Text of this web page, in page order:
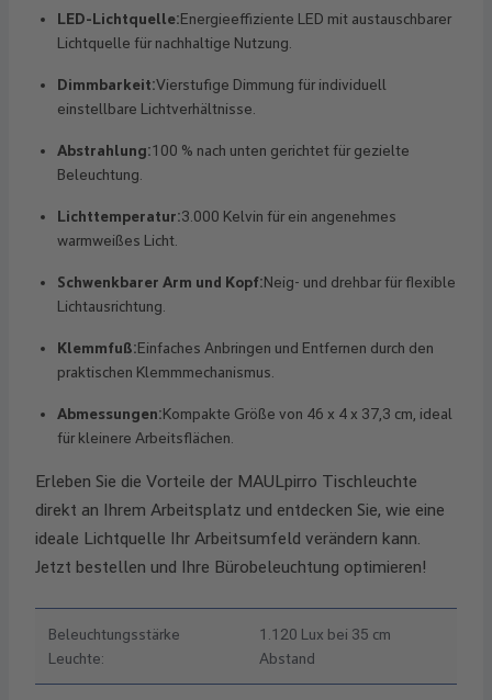
LED-Lichtquelle:Energieeffiziente LED mit austauschbarer
Lichtquelle für nachhaltige Nutzung.
Dimmbarkeit:Vierstufige Dimmung für individuell
einstellbare Lichtverhältnisse.
Abstrahlung:100 % nach unten gerichtet für gezielte
Beleuchtung.
Lichttemperatur:3.000 Kelvin für ein angenehmes
warmweißes Licht.
Schwenkbarer Arm und Kopf:Neig- und drehbar für flexible
Lichtausrichtung.
Klemmfuß:Einfaches Anbringen und Entfernen durch den
praktischen Klemmmechanismus.
Abmessungen:Kompakte Größe von 46 x 4 x 37,3 cm, ideal
für kleinere Arbeitsflächen.
Erleben Sie die Vorteile der MAULpirro Tischleuchte
direkt an Ihrem Arbeitsplatz und entdecken Sie, wie eine
ideale Lichtquelle Ihr Arbeitsumfeld verändern kann.
Jetzt bestellen und Ihre Bürobeleuchtung optimieren!
Beleuchtungsstärke
Leuchte:
1.120 Lux bei 35 cm
Abstand